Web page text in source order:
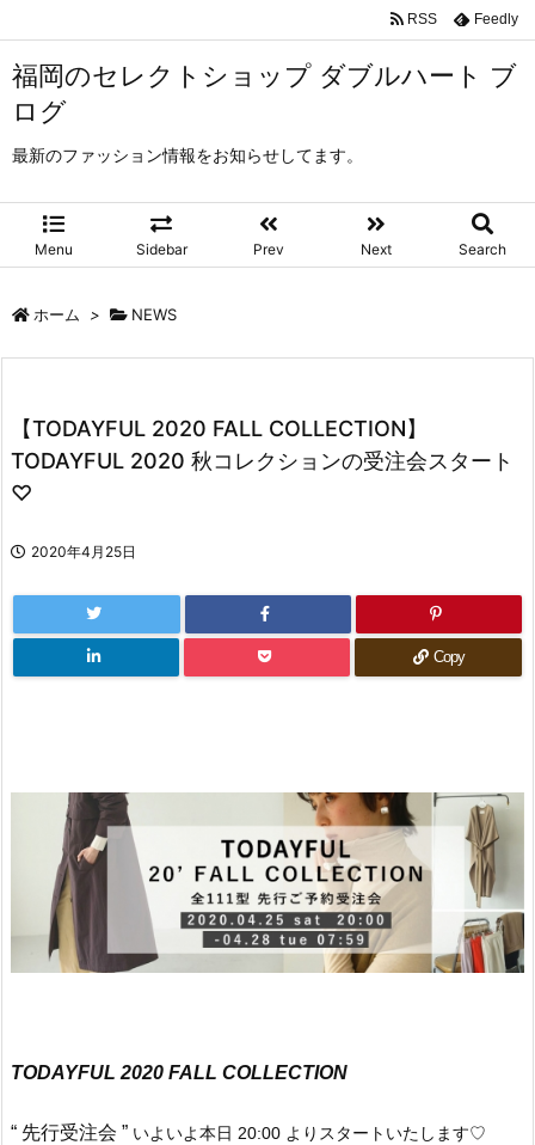
福岡のセレクトショップ ダブルハート ブ
ログ
最新のファッション情報をお知らせしてます。
Menu Sidebar Prev Next Search
RSS Feedly
ホーム > NEWS
【TODAYFUL 2020 FALL COLLECTION】
TODAYFUL 2020 秋コレクションの受注会スタート
♡
2020年4月25日
Copy
TODAYFUL 2020 FALL COLLECTION
“ 先行受注会 ” いよいよ本日 20:00 よりスタートいたします♡